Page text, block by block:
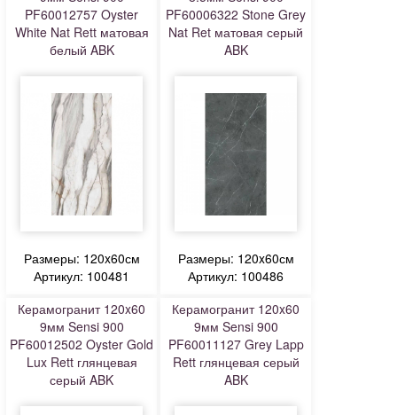
PF60012757 Oyster
White Nat Rett матовая
белый ABK
Размеры: 120x60см
Артикул: 100481
PF60006322 Stone Grey
Nat Ret матовая серый
ABK
Размеры: 120x60см
Артикул: 100486
Керамогранит 120x60
9мм Sensi 900
PF60012502 Oyster Gold
Lux Rett глянцевая
серый ABK
Керамогранит 120x60
9мм Sensi 900
PF60011127 Grey Lapp
Rett глянцевая серый
ABK